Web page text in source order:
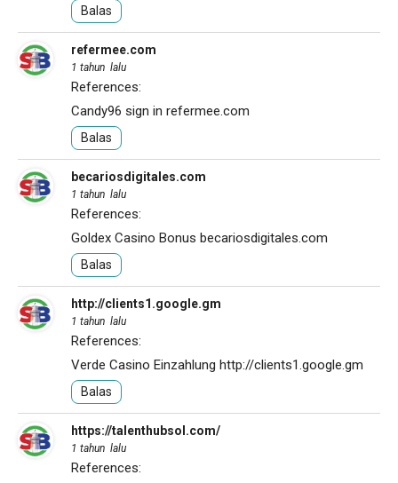
Balas
refermee.com
1 tahun lalu
References:
Candy96 sign in refermee.com
Balas
becariosdigitales.com
1 tahun lalu
References:
Goldex Casino Bonus becariosdigitales.com
Balas
http://clients1.google.gm
1 tahun lalu
References:
Verde Casino Einzahlung http://clients1.google.gm
Balas
https://talenthubsol.com/
1 tahun lalu
References: